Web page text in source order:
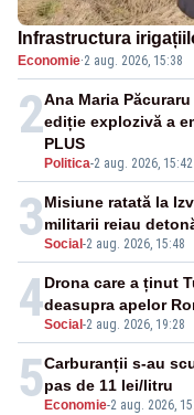
Infrastructura
Economie·2 aug. 2026, 15:38
2
Politica-2 aug. 2026, 15:42
Ana Maria
ediție explozivă a
PLUS
3Social -2 aug. 2026, 15:48
Misiune ratată la
militarii reiau
4Social -2 aug. 2026, 19:28
Drona care a ținut
deasupra apelor
5 Economie-2 aug. 2026,
Carburanții s-au
pas de 11 lei/litru